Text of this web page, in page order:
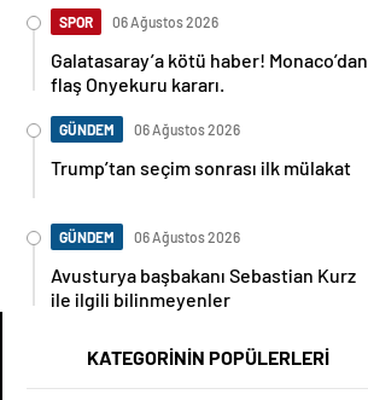
SPOR 06 Ağustos 2026
Galatasaray’a kötü haber! Monaco’dan
flaş Onyekuru kararı.
GÜNDEM 06 Ağustos 2026
Trump’tan seçim sonrası ilk mülakat
GÜNDEM 06 Ağustos 2026
Avusturya başbakanı Sebastian Kurz
ile ilgili bilinmeyenler
KATEGORİNİN POPÜLERLERİ